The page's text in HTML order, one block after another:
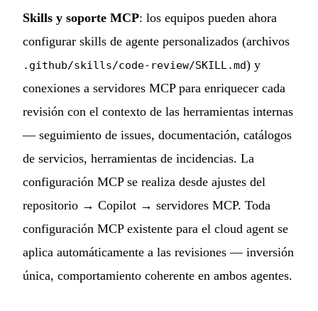
Skills y soporte MCP: los equipos pueden ahora
configurar skills de agente personalizados (archivos
.github/skills/code-review/SKILL.md) y
conexiones a servidores MCP para enriquecer cada
revisión con el contexto de las herramientas internas
— seguimiento de issues, documentación, catálogos
de servicios, herramientas de incidencias. La
configuración MCP se realiza desde ajustes del
repositorio → Copilot → servidores MCP. Toda
configuración MCP existente para el cloud agent se
aplica automáticamente a las revisiones — inversión
única, comportamiento coherente en ambos agentes.